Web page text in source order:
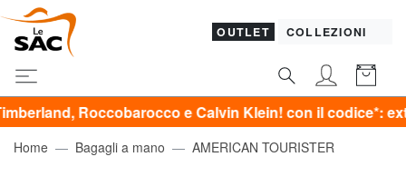
OUTLET COLLEZIONI
Roccobarocco e Calvin Klein! con il codice*: extra20
Home Bagagli a mano AMERICAN TOURISTER